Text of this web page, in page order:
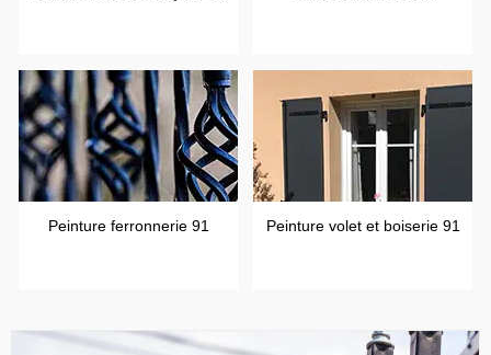
Peinture ferronnerie 91 Peinture volet et boiserie 91